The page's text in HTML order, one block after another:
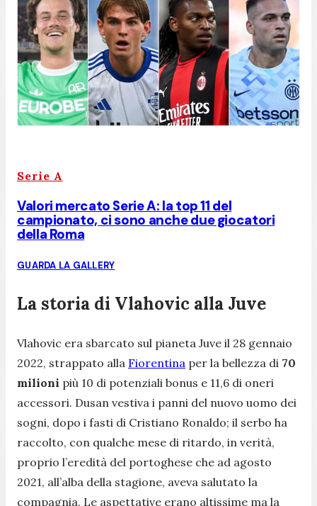
Serie A
Valori mercato Serie A: la top 11 del
campionato, ci sono anche due giocatori
della Roma
GUARDA LA GALLERY
La storia di Vlahovic alla Juve
Vlahovic era sbarcato sul pianeta Juve il 28 gennaio
2022, strappato alla Fiorentina per la bellezza di 70
milioni più 10 di potenziali bonus e 11,6 di oneri
accessori. Dusan vestiva i panni del nuovo uomo dei
sogni, dopo i fasti di Cristiano Ronaldo; il serbo ha
raccolto, con qualche mese di ritardo, in verità,
proprio l’eredità del portoghese che ad agosto
2021, all’alba della stagione, aveva salutato la
compagnia. Le aspettative erano altissime ma la